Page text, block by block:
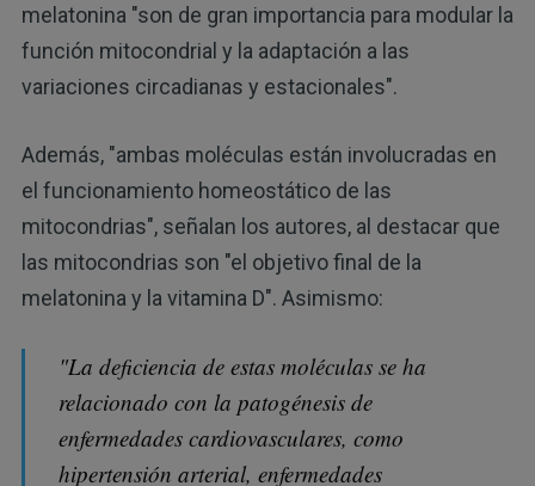
melatonina "son de gran importancia para modular la
función mitocondrial y la adaptación a las
variaciones circadianas y estacionales".
Además, "ambas moléculas están involucradas en
el funcionamiento homeostático de las
mitocondrias", señalan los autores, al destacar que
las mitocondrias son "el objetivo final de la
melatonina y la vitamina D". Asimismo:
"La deficiencia de estas moléculas se ha
relacionado con la patogénesis de
enfermedades cardiovasculares, como
hipertensión arterial, enfermedades